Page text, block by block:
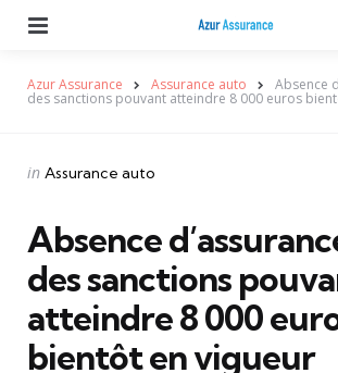
Azur Assurance Assurance auto Absence
des sanctions pouvant atteindre 8 000 euros
Categories
Posted
in Assurance auto
Absence
des sanctions
atteindre 8 000
bientôt en vigueur